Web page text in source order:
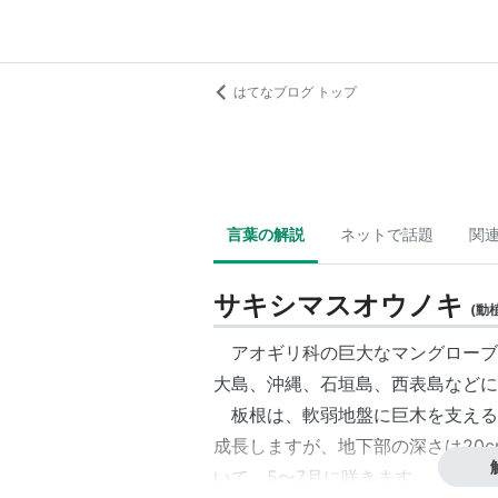
はてなブログ トップ
言葉の解説 ネットで話題 関
サキシマスオウノキ (動
アオギリ科の巨大なマングロー
大島、沖縄、石垣島、西表島などに
板根は、軟弱地盤に巨木を支え
成長しますが、地下部の深さは
いて、5〜7月に咲きます。